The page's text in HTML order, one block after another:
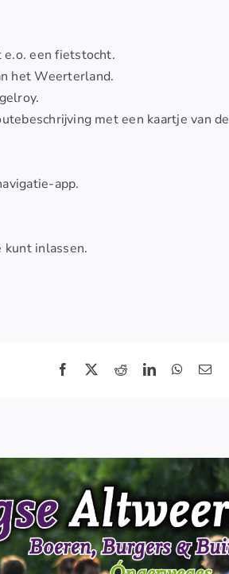
een fietstocht.
het Weerterland.
met een kaartje van de
app.
kunt inlassen.